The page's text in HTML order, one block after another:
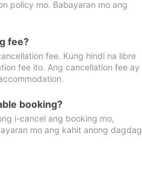
policy mo. Babayaran mo ang
fee?
fee. Kung hindi na libre
fee ito. Ang cancellation fee ay
booking?
i-cancel ang booking mo,
mo ang kahit anong dagdag